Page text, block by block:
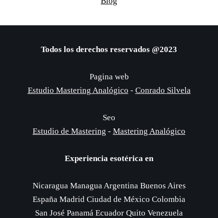
Todos los derechos reservados @2023
Pagina web
Estudio Mastering Analógico - Conrado Silvela
Seo
Estudio de Mastering - Mastering Analógico
Experiencia esotérica en
Nicaragua Managua Argentina Buenos Aires
España Madrid Ciudad de México Colombia
San José Panamá Ecuador Quito Venezuela